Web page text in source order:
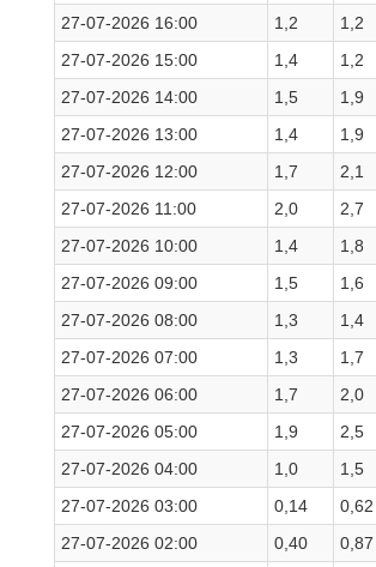
27-07-2026 16:00 1,2 1,2
27-07-2026 15:00
1,4 1,2
27-07-2026 14:00
1,5 1,9
27-07-2026 13:00
1,4 1,9
27-07-2026 12:00
1,7 2,1
27-07-2026 11:00
2,0 2,7
27-07-2026 10:00
1,4 1,8
27-07-2026 09:00
1,5 1,6
27-07-2026 08:00
1,3 1,4
27-07-2026 07:00
1,3 1,7
27-07-2026 06:00
1,7 2,0
27-07-2026 05:00
1,9 2,5
27-07-2026 04:00
1,0 1,5
27-07-2026 03:00
0,14 0,62
27-07-2026 02:00
0,40 0,87